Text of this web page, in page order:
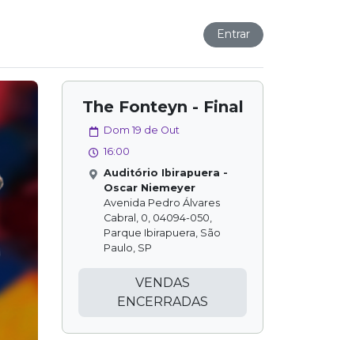
Entrar
The Fonteyn - Final
Dom 19 de Out
16:00
Auditório Ibirapuera -
Oscar Niemeyer
Avenida Pedro Álvares
Cabral, 0, 04094-050,
Parque Ibirapuera, São
Paulo, SP
VENDAS
ENCERRADAS